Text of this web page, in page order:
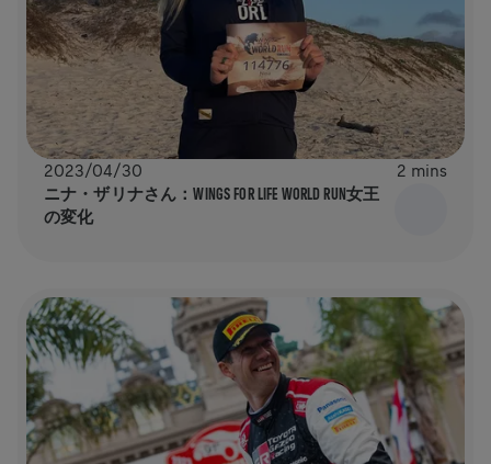
2023/04/30 2 mins
ニナ・ザリナさん：WINGS FOR LIFE WORLD RUN女王
の変化